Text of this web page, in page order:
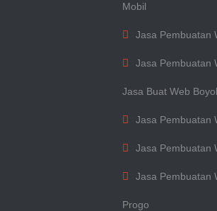
Mobil
Jasa Pembuatan
Jasa Pembuatan
Jasa Buat Web
Jasa Pembuatan
Jasa Pembuatan
Jasa Pembuatan
Progo